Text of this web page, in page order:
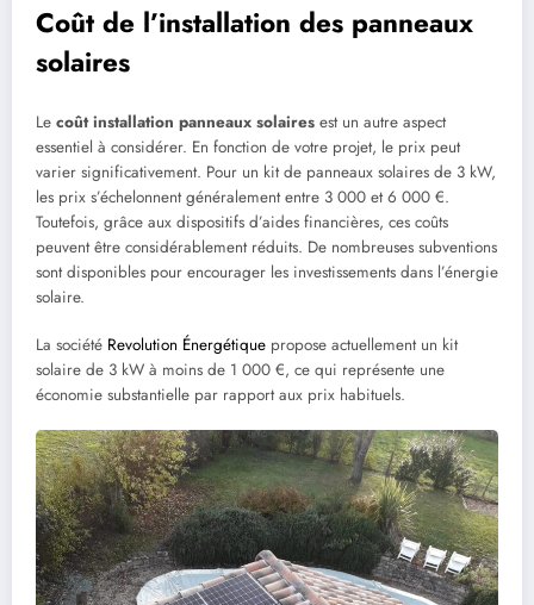
Coût de l’installation des panneaux
solaires
Le coût installation panneaux solaires est un autre aspect
essentiel à considérer. En fonction de votre projet, le prix peut
varier significativement. Pour un kit de panneaux solaires de 3 kW,
les prix s’échelonnent généralement entre 3 000 et 6 000 €.
Toutefois, grâce aux dispositifs d’aides financières, ces coûts
peuvent être considérablement réduits. De nombreuses subventions
sont disponibles pour encourager les investissements dans l’énergie
solaire.
La société Revolution Énergétique propose actuellement un kit
solaire de 3 kW à moins de 1 000 €, ce qui représente une
économie substantielle par rapport aux prix habituels.